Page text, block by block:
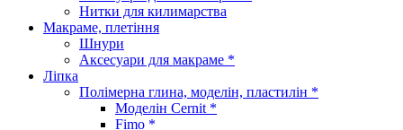
Нитки для килимарства
Макраме, плетіння
Шнури
Аксесуари для макраме *
Ліпка
Полімерна глина, моделін, пластилін *
Моделін Cernit *
Fimo *